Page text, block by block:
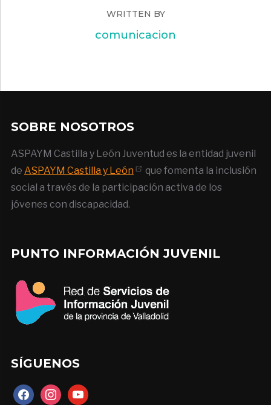
WRITTEN BY
comunicacion
SOBRE NOSOTROS
ASPAYM Castilla y León Juventud es la entidad juvenil
de ASPAYM Castilla y León
que fomenta la inclusión
social a través de la participación activa de los
jóvenes con discapacidad.
PUNTO INFORMACIÓN JUVENIL
SÍGUENOS
facebookinstagram
youtube